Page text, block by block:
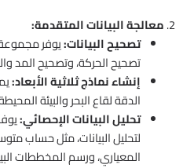
2. معالجة البيانات المتقدمة:
تصحيح البيانات:يوفر مجموعة
تصحيح الحركة، وتصحيح المد
إنشاء نماذج ثلاثية الأبعاد:
الدقة لقاع البحر والبيئة
تحليل البيانات الإحصائي:
لتحليل البيانات، مثل حساب
المعياري، ورسم المخططات